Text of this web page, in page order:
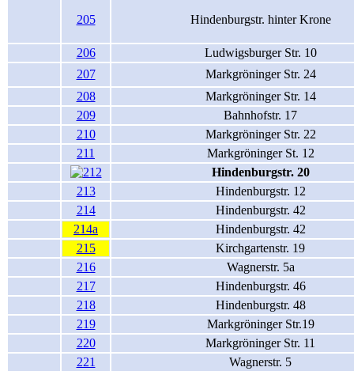
205 Hindenburgstr. hinter Krone
206
Ludwigsburger Str. 10
207
Markgröninger Str. 24
208
Markgröninger Str. 14
209
Bahnhofstr. 17
210
Markgröninger Str. 22
211
Markgröninger St. 12
Hindenburgstr. 20
213
Hindenburgstr. 12
214
Hindenburgstr. 42
214a
Hindenburgstr. 42
215
Kirchgartenstr. 19
216
Wagnerstr. 5a
217
Hindenburgstr. 46
218
Hindenburgstr. 48
219
Markgröninger Str.19
220
Markgröninger Str. 11
221
Wagnerstr. 5